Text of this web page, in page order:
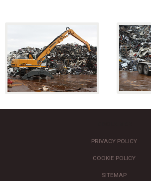
PRIVACY POLICY
COOKIE POLICY
SITEMAP